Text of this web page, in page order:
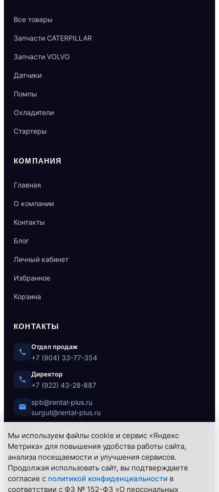
Все товары
Запчасти CATERPILLAR
Запчасти VOLVO
Датчики
Помпы
Охладители
Стартеры
КОМПАНИЯ
Главная
О компании
Контакты
Блог
Личный кабинет
Избранное
Корзина
КОНТАКТЫ
Отдел продаж
+7 (904) 33-77-354
Директор
+7 (922) 43-28-887
spb@rental-plus.ru
surgut@rental-plus.ru
ул. Литовская, 10
Сургут
Нефтеюганское ш., 62/1
Мы используем файлы cookie и сервис «Яндекс
Метрика» для повышения удобства работы сайта,
анализа посещаемости и улучшения сервисов.
Продолжая использовать сайт, вы подтверждаете
согласие с политикой конфиденциальности в
соответствии с ФЗ № 152-ФЗ «О персональных